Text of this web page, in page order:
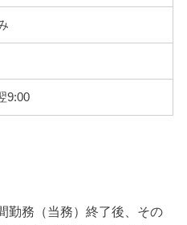
9:00
勤務（当務）終了後、その